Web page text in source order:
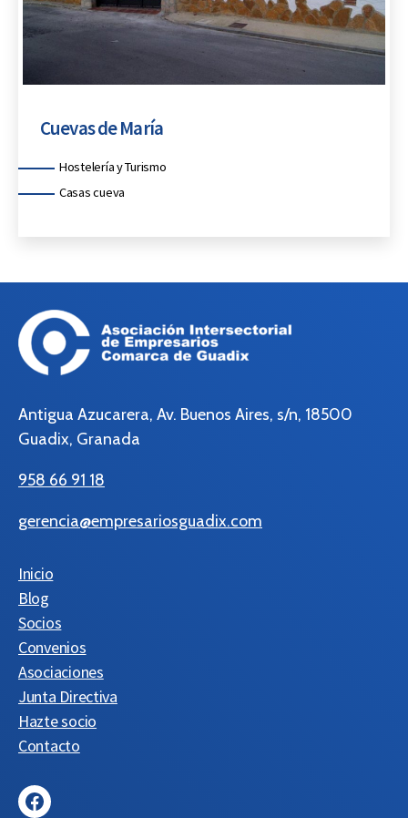
CategoríasHostelería y Turismo
Casas cueva
Cuevas de María
Antigua Azucarera, Av. Buenos Aires, s/n, 18500
Guadix, Granada
958 66 91 18
gerencia@empresariosguadix.com
Inicio
Blog
Socios
Convenios
Asociaciones
Junta Directiva
Hazte socio
Contacto
Facebook